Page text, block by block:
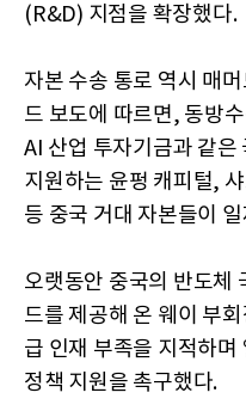
(R&D) 지점을 확장했다.
자본 수송 통로 역시 매
드 보도에 따르면, 동방
AI 산업 투자기금과 같은
지원하는 윤펑 캐피털,
등 중국 거대 자본들이
오랫동안 중국의 반도체
드를 제공해 온 웨이 부
급 인재 부족을 지적하
정책 지원을 촉구했다.